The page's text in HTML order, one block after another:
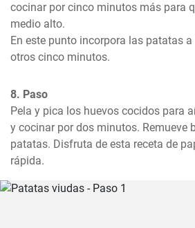
cocinar por cinco minutos más para
medio alto.
En este punto incorpora las patatas
otros cinco minutos.
8. Paso
Pela y pica los huevos cocidos para
y cocinar por dos minutos. Remueve
patatas. Disfruta de esta receta de
rápida.